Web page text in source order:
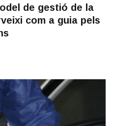
de gestió de la
com a guia pels